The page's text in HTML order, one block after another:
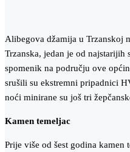
Alibegova džamija u Trzanskoj
Trzanska, jedan je od
spomenik na području ove
srušili su ekstremni pripadnici
noći minirane su još tri
Kamen temeljac
Prije više od šest godina kamen